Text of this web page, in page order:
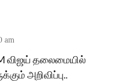
am
விஜய் தலைமையில்
அறிவிப்பு..